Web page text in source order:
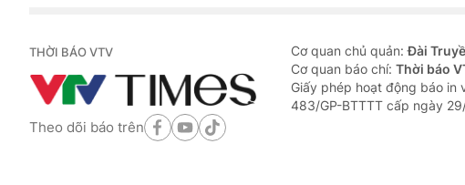
THỜI BÁO VTV
Theo dõi báo trên
Cơ quan chủ quản:Đài
Cơ quan báo chí: Thời báo
Giấy phép hoạt động báo in
483/GP-BTTTT cấp ngày